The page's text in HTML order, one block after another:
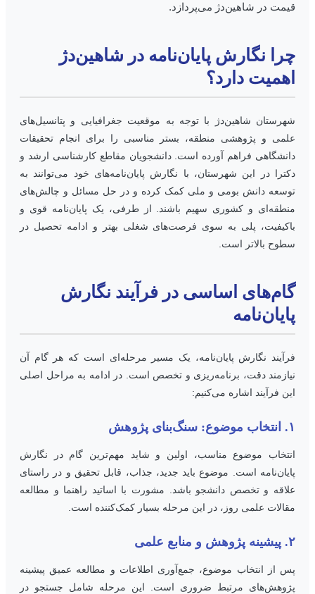
در شاهین‌دژ می‌پردازد.
نگارش پایان‌نامه در شاهین‌دژ
دارد؟
شاهین‌دژ با توجه به موقعیت جغرافیایی و پتانسیل‌های
و پژوهشی منطقه، بستر مناسبی را برای انجام تحقیقات
فراهم آورده است. دانشجویان مقاطع کارشناسی ارشد و
در این شهرستان، با نگارش پایان‌نامه‌های خود می‌توانند به
دانش بومی و ملی کمک کرده و در حل مسائل و چالش‌های
و کشوری سهیم باشند. از طرفی، یک پایان‌نامه قوی و
پلی به سوی فرصت‌های شغلی بهتر و ادامه تحصیل در
بالاتر است.
اساسی در فرآیند نگارش
نگارش پایان‌نامه، یک مسیر مرحله‌ای است که هر گام آن
دقت، برنامه‌ریزی و تخصص است. در ادامه به مراحل اصلی
فرآیند اشاره می‌کنیم:
موضوع مناسب، اولین و شاید مهم‌ترین گام در نگارش
است. موضوع باید جدید، جذاب، قابل تحقیق و در راستای
و تخصص دانشجو باشد. مشورت با اساتید راهنما و مطالعه
علمی روز، در این مرحله بسیار کمک‌کننده است.
از انتخاب موضوع، جمع‌آوری اطلاعات و مطالعه عمیق پیشینه
مرتبط ضروری است. این مرحله شامل جستجو در